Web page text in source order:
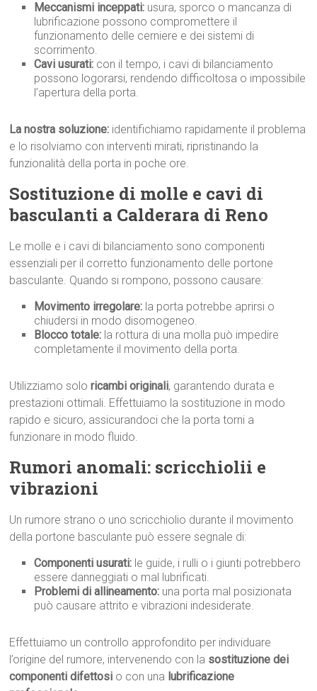
Meccanismi inceppati: usura, sporco o mancanza di
lubrificazione possono compromettere il
funzionamento delle cerniere e dei sistemi di
scorrimento.
Cavi usurati: con il tempo, i cavi di bilanciamento
possono logorarsi, rendendo difficoltosa o impossibile
l’apertura della porta.
La nostra soluzione: identifichiamo rapidamente il problema
e lo risolviamo con interventi mirati, ripristinando la
funzionalità della porta in poche ore.
Sostituzione di molle e cavi di
basculanti a Calderara di Reno
Le molle e i cavi di bilanciamento sono componenti
essenziali per il corretto funzionamento delle portone
basculante. Quando si rompono, possono causare:
Movimento irregolare: la porta potrebbe aprirsi o
chiudersi in modo disomogeneo.
Blocco totale: la rottura di una molla può impedire
completamente il movimento della porta.
Utilizziamo soloricambi originali, garantendo durata e
prestazioni ottimali. Effettuiamo la sostituzione in modo
rapido e sicuro, assicurandoci che la porta torni a
funzionare in modo fluido.
Rumori anomali: scricchiolii e
vibrazioni
Un rumore strano o uno scricchiolio durante il movimento
della portone basculante può essere segnale di:
Componenti usurati: le guide, i rulli o i giunti potrebbero
essere danneggiati o mal lubrificati.
Problemi di allineamento: una porta mal posizionata
può causare attrito e vibrazioni indesiderate.
Effettuiamo un controllo approfondito per individuare
l’origine del rumore, intervenendo con la sostituzione dei
componenti difettosi o con una lubrificazione